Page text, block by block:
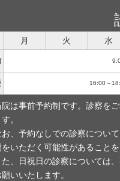
月 火 水
16:00～
院は事前予約制です。診察を
。
お、予約なしでの診察につい
をいただく可能性があることを
た、日祝日の診察については
願いいたします。